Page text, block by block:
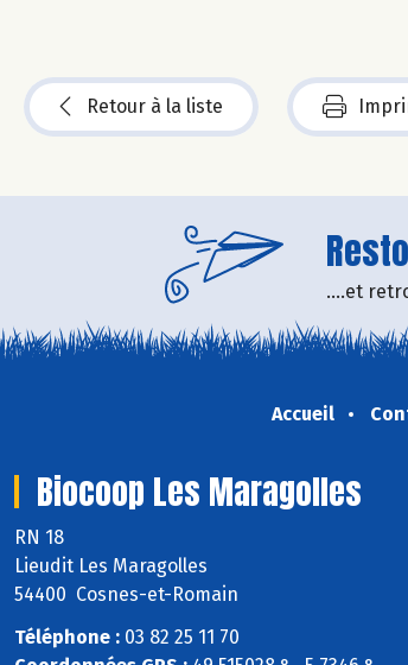
Retour à la liste
....et
Accueil
Biocoop Les Maragolles
RN 18
Lieudit Les Maragolles
54400 Cosnes-et-Romain
Téléphone : 03 82 25 11 70